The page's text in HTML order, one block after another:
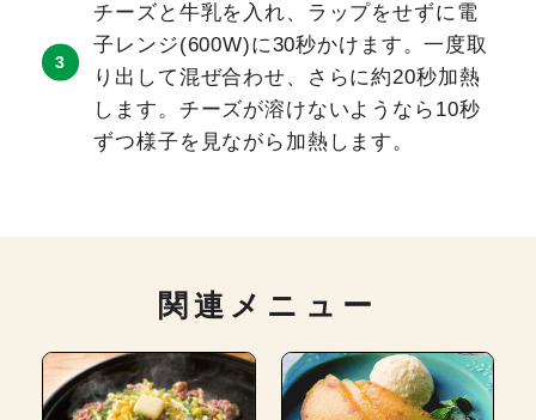
チーズと牛乳を入れ、ラップをせずに電
子レンジ(600W)に30秒かけます。一度取
り出して混ぜ合わせ、さらに約20秒加熱
します。チーズが溶けないようなら10秒
ずつ様子を見ながら加熱します。
関連メニュー